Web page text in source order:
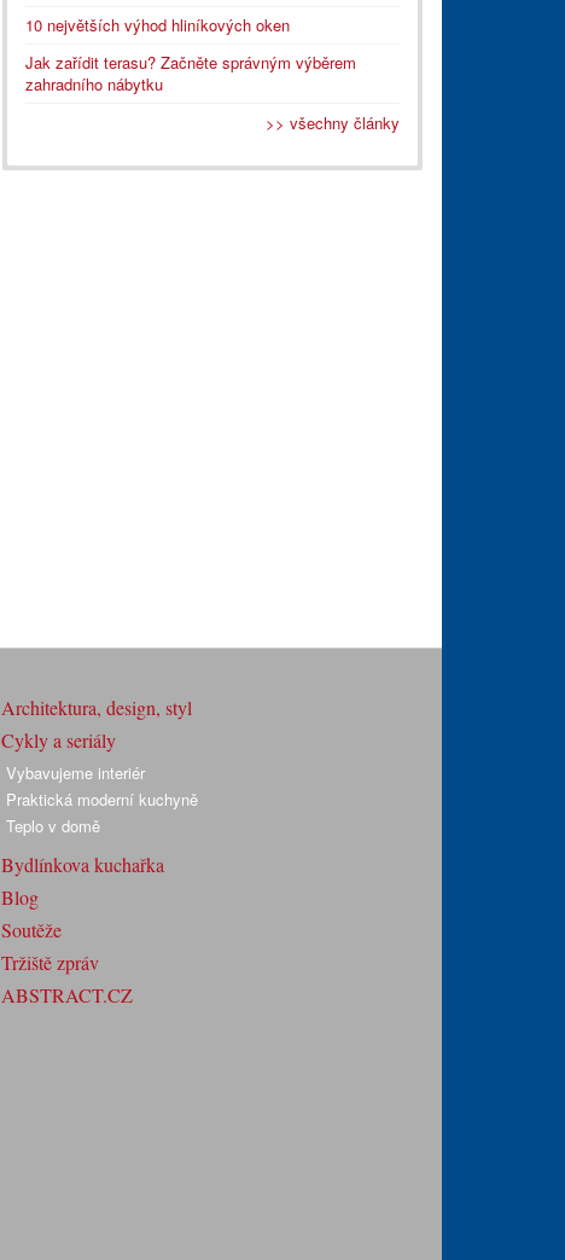
10 největších výhod hliníkových oken
Jak zařídit terasu? Začněte správným výběrem
zahradního nábytku
>> všechny články
Architektura, design, styl
Cykly a seriály
Vybavujeme interiér
Praktická moderní kuchyně
Teplo v domě
Bydlínkova kuchařka
Blog
Soutěže
Tržiště zpráv
ABSTRACT.CZ